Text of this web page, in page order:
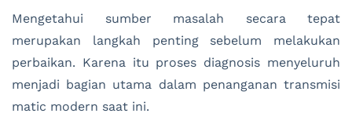
Mengetahui sumber masalah secara tepat
merupakan langkah penting sebelum melakukan
perbaikan. Karena itu proses diagnosis menyeluruh
menjadi bagian utama dalam penanganan transmisi
matic modern saat ini.